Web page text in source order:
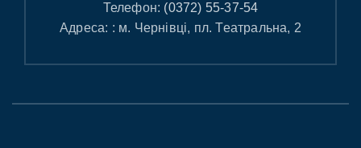
Телефон: (0372) 55-37-54
Адреса: : м. Чернівці, пл. Театральна, 2